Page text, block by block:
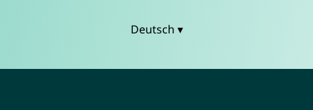
Deutsch ▾